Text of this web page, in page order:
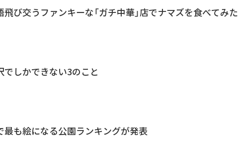
飛び交うファンキーな「ガチ中華」店でナマズを食べてみた
でしかできない3のこと
最も絵になる公園ランキングが発表